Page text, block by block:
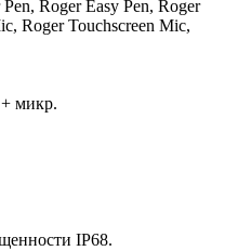
Roger Easy Pen, Roger
Roger Touchscreen Mic,
микр.
IP68.